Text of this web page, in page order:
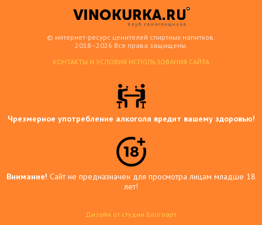
© интернет-ресурс ценителей спиртных напитков.
2018–2026 Все права защищены.
КОНТАКТЫ И УСЛОВИЯ ИСПОЛЬЗОВАНИЯ САЙТА
Чрезмерное употребление алкоголя вредит вашему здоровью!
Внимание! Сайт не предназначен для просмотра лицам младше 18
лет!
Дизайн от студии Блогоарт